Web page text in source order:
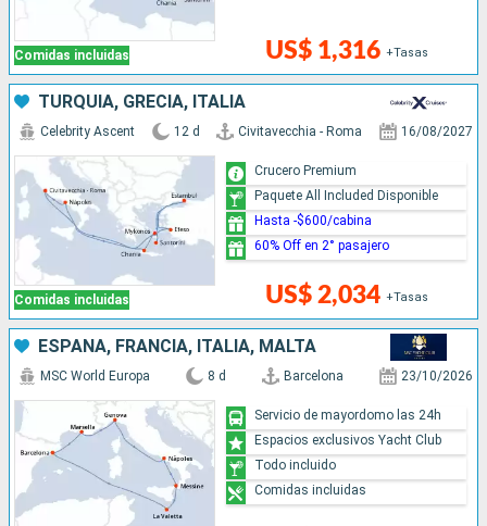
Comidas incluidas US$ 1,316 +Tasas
TURQUÍA, GRECIA, ITALIA
Comidas incluidas
Celebrity Ascent 12 d Civitavecchia - Roma 16/08/2027
US$ 2,034 +Tasas
Crucero Premium
Paquete All Included Disponible
Hasta -$600/cabina
60% Off en 2° pasajero
ESPAÑA, FRANCIA, ITALIA, MALTA
MSC World Europa 8 d Barcelona 23/10/2026
Servicio de mayordomo las 24h
Espacios exclusivos Yacht Club
Todo incluido
Comidas incluidas